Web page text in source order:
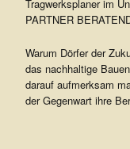
Tragwerksplaner im
PARTNER
Warum Dörfer der
das nachhaltige
darauf aufmerksam
der Gegenwart ihre